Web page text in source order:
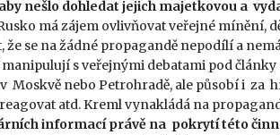
aby nešlo dohledat jejich majetkovou a
má zájem ovlivňovat veřejné mínění,
že se na žádné propagandě nepodílí a
s veřejnými debatami pod
Moskvě nebo Petrohradě, ale působí i za
atd. Kreml vynakládá na
informací právě na pokrytí této